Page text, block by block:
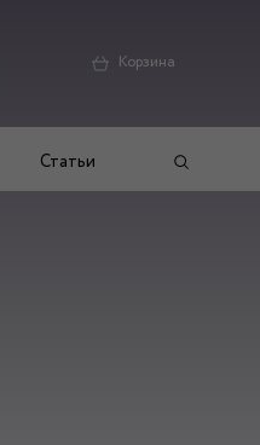
Корзина
Статьи